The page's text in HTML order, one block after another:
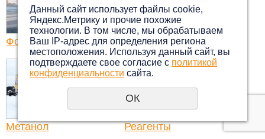
Формалин КФ смола
Метанол Реагенты
Данный сайт использует файлы cookie,
Яндекс.Метрику и прочие похожие
технологии. В том числе, мы обрабатываем
Ваш IP-адрес для определения региона
местоположения. Используя данный сайт, вы
подтверждаете свое согласие с политикой
конфиденциальности сайта.
ОК